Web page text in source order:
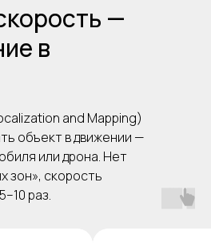
—
в
and Mapping)
объект в движении —
или дрона. Нет
зон», скорость
раз.